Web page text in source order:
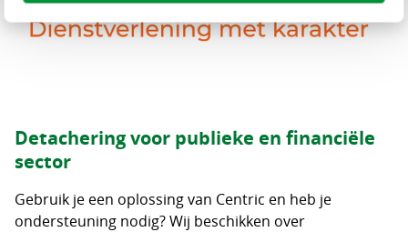
Detachering voor publieke en financiële
sector
Gebruik je een oplossing van Centric en heb je
ondersteuning nodig? Wij beschikken over